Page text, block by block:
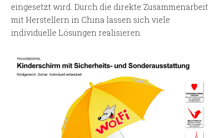
eingesetzt wird. Durch die direkte Zusammenarbeit
mit Herstellern in China lassen sich viele
individuelle Lösungen realisieren.